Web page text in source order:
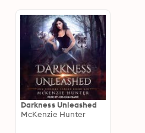
Darkness Unleashed
McKenzie Hunter